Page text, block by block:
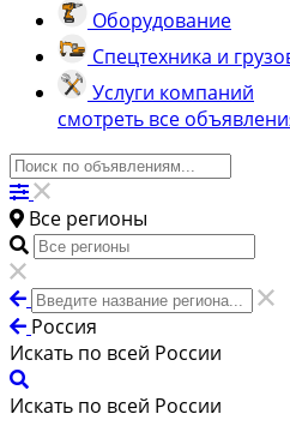
Оборудование
Спецтехника и
Услуги компаний
смотреть все
Все регионы
Россия
Искать по всей России
Искать по всей России